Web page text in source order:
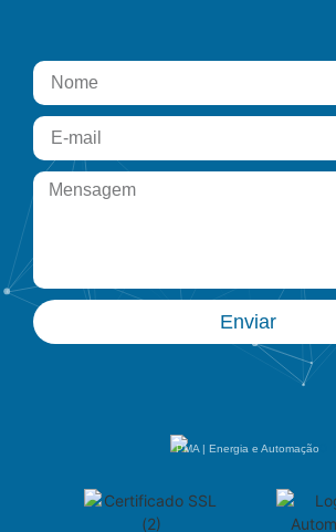
Enviar
PMA | Energia e Automação